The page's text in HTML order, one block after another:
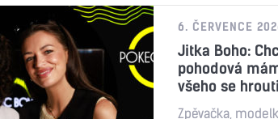
6. ČERVENCE
Jitka Boho:
pohodová
všeho se
Zpěvačka,